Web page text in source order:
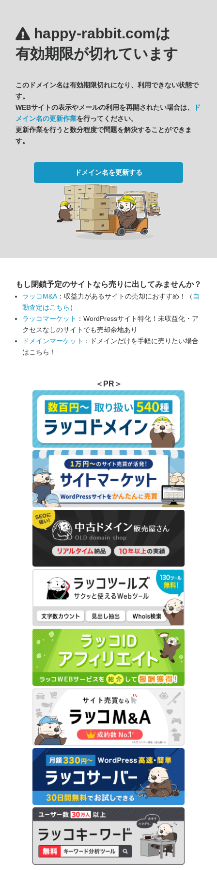
happy-rabbit.comは
有効期限が切れています
このドメイン名は有効期限切れになり、利用できない状態で
す。
WEBサイトの表示やメールの利用を再開されたい場合は、
ド
メイン名の更新作業を行ってください。
更新作業を行うと数分程度で問題を解決することができま
す。
ドメイン名を更新する
もし閉鎖予定のサイトなら売りに出してみませんか？
ラッコM&A ：収益力があるサイトの売却におすすめ！（ 自
動査定はこちら ）
ラッコマーケット ：WordPressサイト特化！未収益化・ア
クセスなしのサイトでも売却余地あり
ドメインマーケット ：ドメインだけを手軽に売りたい場合
はこちら！
＜PR＞